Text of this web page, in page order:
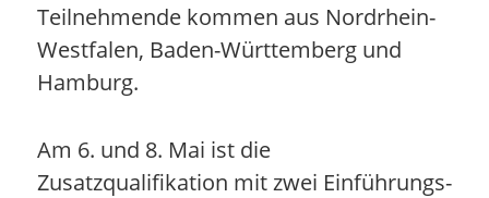
Teilnehmende kommen aus Nordrhein-
Westfalen, Baden-Württemberg und
Hamburg.
Am 6. und 8. Mai ist die
Zusatzqualifikation mit zwei Einführungs-